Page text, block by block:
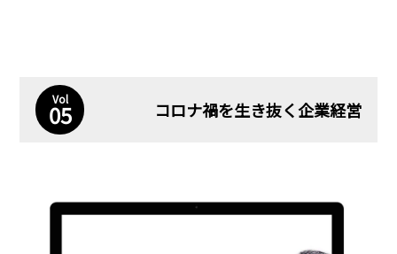
Vol
05 コロナ禍を生き抜く企業経営